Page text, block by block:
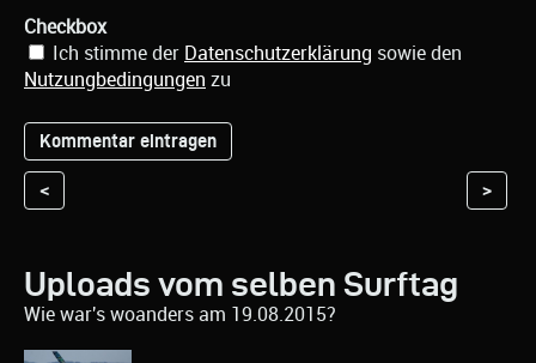
Checkbox
Ich stimme der Datenschutzerklärung sowie den
Nutzungbedingungen zu
< >
Uploads vom selben Surftag
Wie war's woanders am 19.08.2015?